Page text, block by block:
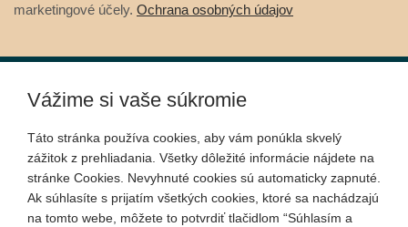
marketingové účely. Ochrana osobných údajov
O nákupe
Informácie
Vážime si vaše súkromie
Táto stránka používa cookies, aby vám ponúkla skvelý
zážitok z prehliadania. Všetky dôležité informácie nájdete na
stránke Cookies. Nevyhnuté cookies sú automaticky zapnuté.
Ak súhlasíte s prijatím všetkých cookies, ktoré sa nachádzajú
na tomto webe, môžete to potvrdiť tlačidlom “Súhlasím a